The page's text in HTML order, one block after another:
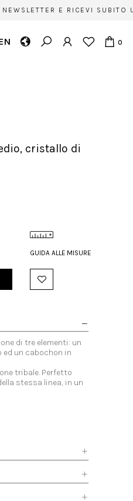
E RICEVI
0
GUIDA ALLE MISURE
di tre elementi: un
ed un cabochon in
tribale. Perfetto
stessa linea, in un